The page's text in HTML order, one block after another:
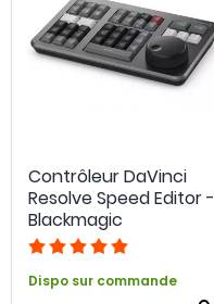
Contrôleur DaVinci
Resolve Speed Editor -
Blackmagic
Dispo sur commande